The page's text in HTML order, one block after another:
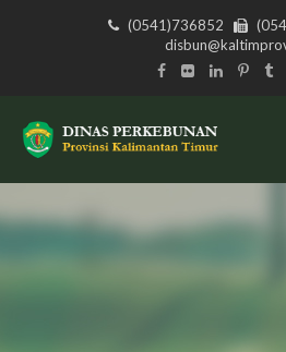
(0541)736852